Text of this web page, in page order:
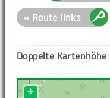
« Route links
Doppelte Kartenhöhe
+